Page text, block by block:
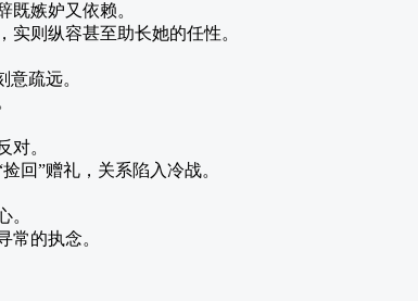
既嫉妒又依赖。
则纵容甚至助长她的任性。
疏远。
对。
回”赠礼，关系陷入冷战。
。
常的执念。